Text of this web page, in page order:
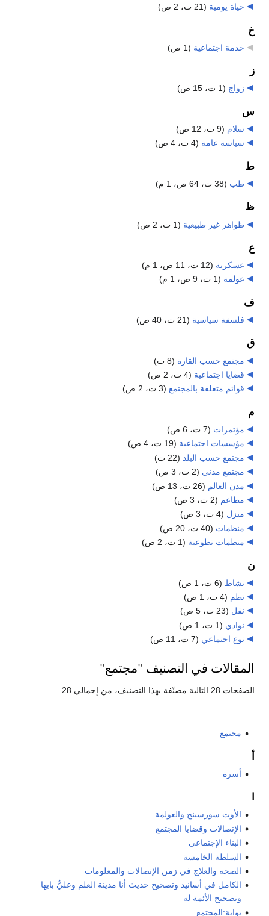
حياة يومية (21 ت، 2 ص)
خ
خدمة اجتماعية (1 ص)
ز
زواج (1 ت، 15 ص)
س
سلام (9 ت، 12 ص)
سياسة عامة (4 ت، 4 ص)
ط
طب (38 ت، 64 ص، 1 م)
ظ
ظواهر غير طبيعية (1 ت، 2 ص)
ع
عسكرية (12 ت، 11 ص، 1 م)
عولمة (1 ت، 9 ص، 1 م)
ف
فلسفة سياسية (21 ت، 40 ص)
ق
مجتمع حسب القارة (8 ت)
قضايا اجتماعية (4 ت، 2 ص)
قوائم متعلقة بالمجتمع (3 ت، 2 ص)
م
مؤتمرات (7 ت، 6 ص)
مؤسسات اجتماعية (19 ت، 4 ص)
مجتمع حسب البلد (22 ت)
مجتمع مدني (2 ت، 3 ص)
مدن العالم (26 ت، 13 ص)
مطاعم (2 ت، 3 ص)
منزل (4 ت، 3 ص)
منظمات (40 ت، 20 ص)
منظمات تطوعية (1 ت، 2 ص)
ن
نشاط (6 ت، 1 ص)
نظم (4 ت، 1 ص)
نقل (23 ت، 5 ص)
نوادي (1 ت، 1 ص)
نوع اجتماعي (7 ت، 11 ص)
المقالات في التصنيف "مجتمع"
الصفحات 28 التالية مصنّفة بهذا التصنيف، من إجمالي 28.
مجتمع
أسرة
الأوت سورسينج والعولمة
الإتصالات وقضايا المجتمع
البناء الإجتماعي
السلطة الخامسة
الصحه والعلاج في زمن الإتصالات والمعلومات
الكامل في أسانيد وتصحيح حديث أنا مدينة العلم وعليٌّ بابها
وتصحيح الأئمة له
بوابة:المجتمع